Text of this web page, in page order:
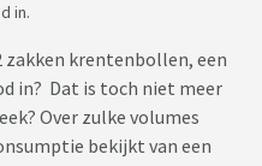
in.
zakken krentenbollen, een
in? Dat is toch niet meer
Over zulke volumes
bekijkt van een